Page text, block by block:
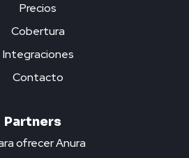
Precios
Cobertura
Integraciones
Contacto
Partners
ofrecer Anura